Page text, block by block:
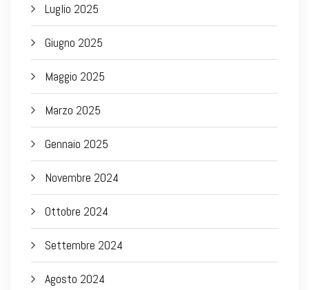
Luglio 2025
Giugno 2025
Maggio 2025
Marzo 2025
Gennaio 2025
Novembre 2024
Ottobre 2024
Settembre 2024
Agosto 2024